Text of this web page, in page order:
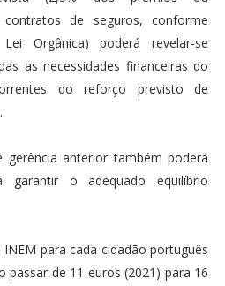
de seguros, conforme
Orgânica) poderá revelar-se
as necessidades financeiras do
do reforço previsto de
gerência anterior também poderá
garantir o adequado equilíbrio
para cada cidadão português
passar de 11 euros (2021) para 16